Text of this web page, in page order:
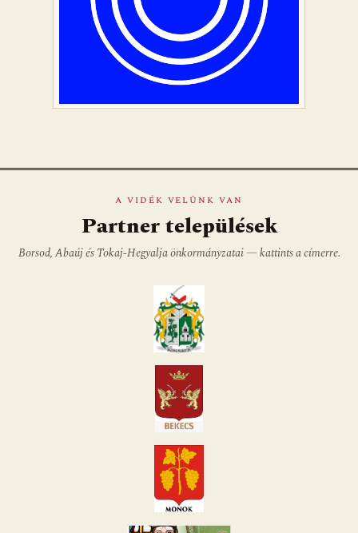
A VIDÉK VELÜNK VAN
Partner települések
Borsod, Abaúj és Tokaj-Hegyalja önkormányzatai — kattints a címerre.